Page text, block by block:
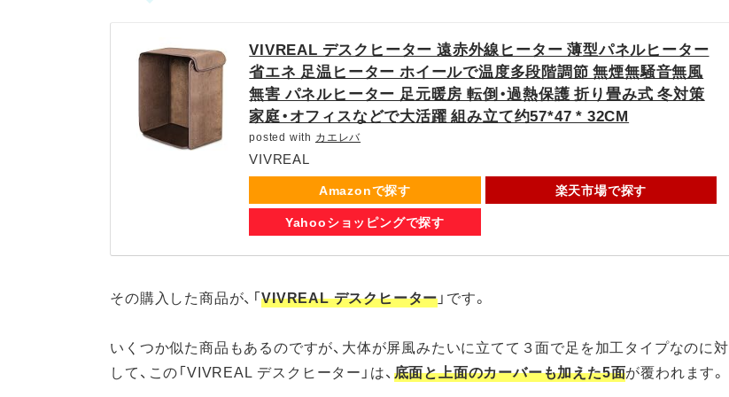
VIVREAL デスクヒーター 遠赤外線ヒーター 薄型パネルヒーター
省エネ 足温ヒーター ホイールで温度多段階調節 無煙無騒音無風
無害 パネルヒーター 足元暖房 転倒・過熱保護 折り畳み式 冬対策
家庭・オフィスなどで大活躍 組み立て约57*47 * 32CM
posted with カエレバ
VIVREAL
Amazonで探す
楽天市場で探す
Yahooショッピングで探す
その購入した商品が、「VIVREAL デスクヒーター」です。
いくつか似た商品もあるのですが、大体が屏風みたいに立てて３面で足を加工タイプなのに対
して、この「VIVREAL デスクヒーター」は、 底面と上面のカーバーも加えた5面が覆われます。